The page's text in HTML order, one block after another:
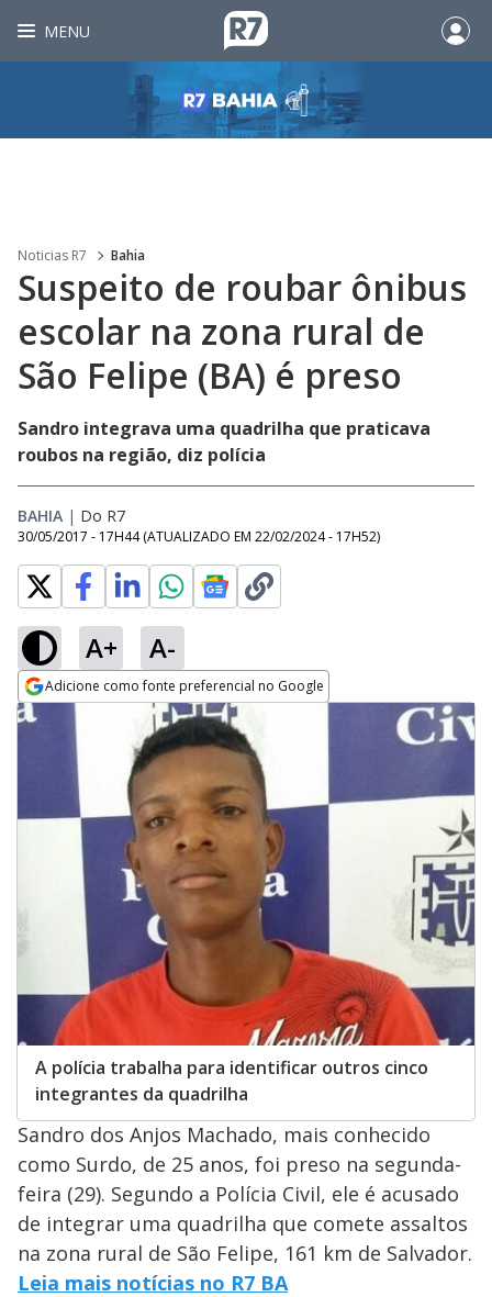
MENU
Noticias R7 Bahia
Suspeito de roubar ônibus
escolar na zona rural de
São Felipe (BA) é preso
Sandro integrava uma quadrilha que praticava
roubos na região, diz polícia
BAHIA | Do R7
30/05/2017 - 17H44 (ATUALIZADO EM 22/02/2024 - 17H52)
A+ A-
Adicione como fonte preferencial no Google
Opens in new window
A polícia trabalha para identificar outros cinco
integrantes da quadrilha
Sandro dos Anjos Machado, mais conhecido
como Surdo, de 25 anos, foi preso na segunda-
feira (29). Segundo a Polícia Civil, ele é acusado
de integrar uma quadrilha que comete assaltos
na zona rural de São Felipe, 161 km de Salvador.
Leia mais notícias no R7 BA